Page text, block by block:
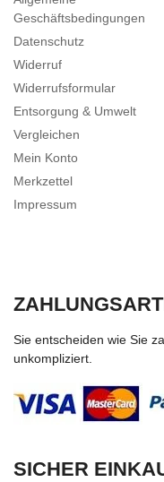
Geschäftsbedingungen
Datenschutz
Widerruf
Widerrufsformular
Entsorgung & Umwelt
Vergleichen
Mein Konto
Merkzettel
Impressum
Sie entscheiden wie Sie
unkompliziert.
SICHER